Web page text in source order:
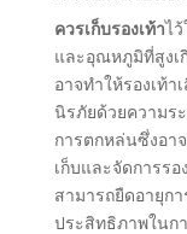
ควรเก็บรองเท้าไ
และอุณหภูมิที่สูงเ
อาจทําให้รองเท้า
นิรภัยด้วยความร
การตกหล่นซึ่งอา
เก็บและจัดการร
สามารถยืดอายุก
ประสิทธิภาพในก